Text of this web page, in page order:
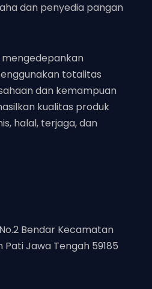
dan penyedia pangan
totalitas
dan kemampuan
kualitas produk
halal, terjaga, dan
Bendar Kecamatan
Jawa Tengah 59185